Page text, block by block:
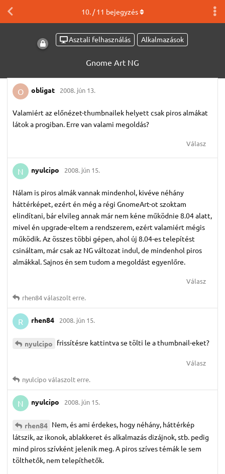
Asztali felhasználás Alkalmazások
Gnome Art NG
10. /11 bejegyzés
O obligat 2008. jún 13.
Valamiért az előnézet-thumbnailek helyett csak piros almákat
látok a progiban. Erre van valami megoldás?
Válasz
N nyulcipo 2008. jún 15.
Nálam is piros almák vannak mindenhol, kivéve néhány
háttérképet, ezért én még a régi GnomeArt-ot szoktam
elindítani, bár elvileg annak már nem kéne működnie 8.04 alatt,
mivel én upgrade-eltem a rendszerem, ezért valamiért mégis
működik. Az összes többi gépen, ahol új 8.04-es telepítést
csináltam, már csak az NG változat indul, de mindenhol piros
almákkal. Sajnos én sem tudom a megoldást egyenlőre.
Válasz
rhen84válaszolt erre.
R rhen84 2008. jún 15.
nyulcipo frissítésre kattintva se tölti le a thumbnail-eket?
Válasz
nyulcipo válaszolt erre.
N nyulcipo 2008. jún 15.
rhen84 Nem, és ami érdekes, hogy néhány, háttérkép
látszik, az ikonok, ablakkeret és alkalmazás dizájnok, stb. pedig
mind piros szívként jelenik meg. A piros szíves témák le sem
tölthetők, nem telepíthetők.